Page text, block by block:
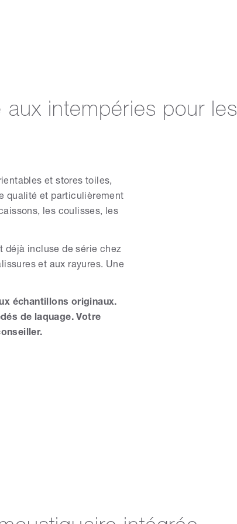
intempéries pour les
et stores toiles,
qualité et particulièrement
les coulisses, les
déjà incluse de série chez
et aux rayures. Une
échantillons originaux.
de laquage. Votre